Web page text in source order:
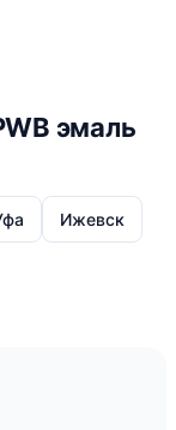
эмаль
Ижевск